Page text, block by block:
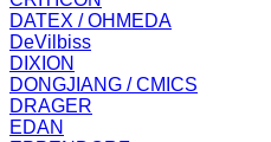
DATEX / OHMEDA
DeVilbiss
DIXION
DONGJIANG / CMICS
DRAGER
EDAN